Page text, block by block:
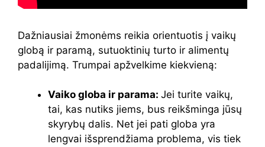
Dažniausiai žmonėms reikia orientuotis į vaikų
globą ir paramą, sutuoktinių turto ir alimentų
padalijimą. Trumpai apžvelkime kiekvieną:
Vaiko globa ir parama: Jei turite vaikų,
tai, kas nutiks jiems, bus reikšminga jūsų
skyrybų dalis. Net jei pati globa yra
lengvai išsprendžiama problema, vis tiek